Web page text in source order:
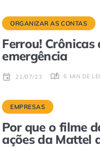
ORGANIZAR AS CONTAS
Ferrou! Crônicas
emergência
21/07/23 6 MIN DE
EMPRESAS
Por que o filme
ações da Mattel